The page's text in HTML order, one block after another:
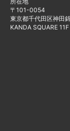
〒101-0054
東京都千代田区神田
KANDA SQUARE